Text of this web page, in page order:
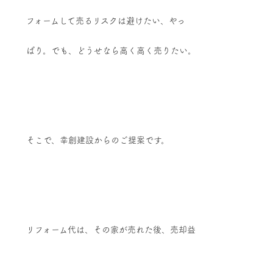
フォームして売るリスクは避けたい、やっ
ぱり。でも、どうせなら高く高く売りたい。
そこで、幸創建設からのご提案です。
リフォーム代は、その家が売れた後、売却益